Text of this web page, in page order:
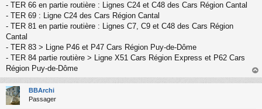
- TER 66 en partie routière : Lignes C24 et C48 des Cars Région Cantal
- TER 69 : Ligne C24 des Cars Région Cantal
- TER 81 en partie routière : Lignes C7, C9 et C48 des Cars Région
Cantal
- TER 83 > Ligne P46 et P47 Cars Région Puy-de-Dôme
- TER 84 partie routière > Ligne X51 Cars Région Express et P62 Cars
Région Puy-de-Dôme
au
BBArchi
Passager